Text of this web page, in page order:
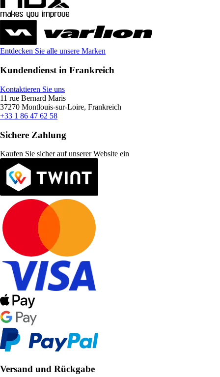
Entdecken Sie alle unsere Marken
Kundendienst in Frankreich
Kontaktieren Sie uns
11 rue Bernard Maris
37270 Montlouis-sur-Loire, Frankreich
+33 1 86 47 62 58
Sichere Zahlung
Kaufen Sie sicher auf unserer Website ein
Versand und Rückgabe